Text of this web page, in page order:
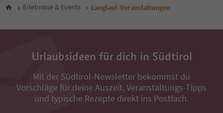
Erlebnisse & Events Langlauf-Veranstaltungen
Urlaubsideen für dich in Südtirol
Mit der Südtirol-Newsletter bekommst du
Vorschläge für deine Auszeit, Veranstaltungs-Tipps
und typische Rezepte direkt ins Postfach.